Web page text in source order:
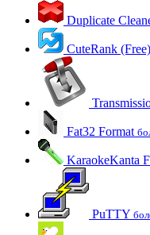
Duplicate
CuteRank (Free)
Fat32 Format
KaraokeKanta
PuTTY